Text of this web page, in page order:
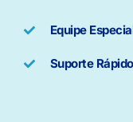
Equipe
Suporte